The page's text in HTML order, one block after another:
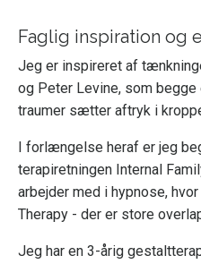
Faglig inspiration og
Jeg er inspireret af
og Peter Levine, som begge
traumer sætter aftryk i
I forlængelse heraf er jeg
terapiretningen Internal
arbejder med i hypnose,
Therapy - der er store
Jeg har en 3-årig